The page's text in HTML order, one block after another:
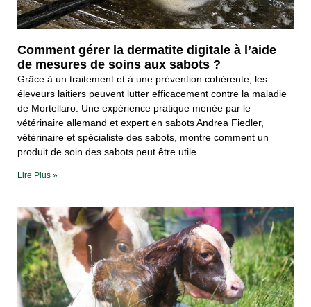
Comment gérer la dermatite digitale à l’aide
de mesures de soins aux sabots ?
Grâce à un traitement et à une prévention cohérente, les
éleveurs laitiers peuvent lutter efficacement contre la maladie
de Mortellaro. Une expérience pratique menée par le
vétérinaire allemand et expert en sabots Andrea Fiedler,
vétérinaire et spécialiste des sabots, montre comment un
produit de soin des sabots peut être utile
Lire Plus »